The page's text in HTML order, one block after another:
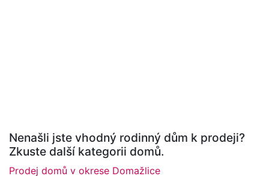
Nenašli jste vhodný rodinný dům k prodeji?
Zkuste další kategorii domů.
Prodej domů v okrese Domažlice